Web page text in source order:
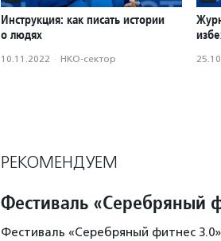
Инструкция: как писать истории
о людях
10.11.2022 · НКО-сектор
РЕКОМЕНДУЕМ
Фестиваль «Серебряный
Фестиваль «Серебряный фитнес 3.0»